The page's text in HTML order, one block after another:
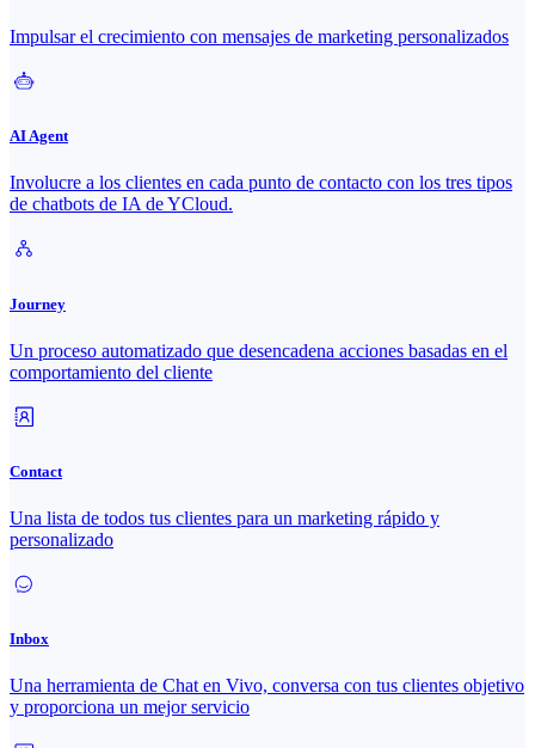
Impulsar el crecimiento con mensajes de marketing personalizados
AI Agent
Involucre a los clientes en cada punto de contacto con los tres tipos
de chatbots de IA de YCloud.
Journey
Un proceso automatizado que desencadena acciones basadas en el
comportamiento del cliente
Contact
Una lista de todos tus clientes para un marketing rápido y
personalizado
Inbox
Una herramienta de Chat en Vivo, conversa con tus clientes objetivo
y proporciona un mejor servicio